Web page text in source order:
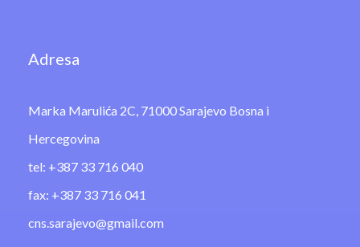
Adresa
Marka Marulića 2C, 71000 Sarajevo Bosna i
Hercegovina
tel: +387 33 716 040
fax: +387 33 716 041
cns.sarajevo@gmail.com